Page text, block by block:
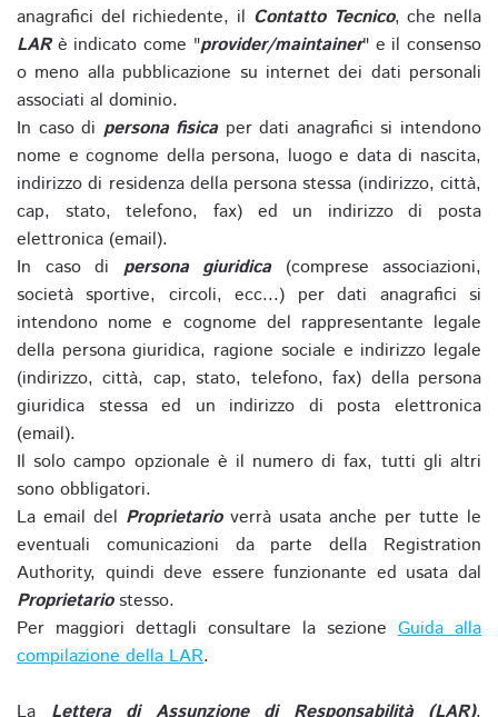
anagrafici del richiedente, il Contatto Tecnico, che nella
LARè indicato come "provider/maintainer" e il consenso
o meno alla pubblicazione su internet dei dati personali
associati al dominio.
In caso di persona fisicaper dati anagrafici si intendono
nome e cognome della persona, luogo e data di nascita,
indirizzo di residenza della persona stessa (indirizzo, città,
cap, stato, telefono, fax) ed un indirizzo di posta
elettronica (email).
In caso di persona giuridica(comprese associazioni,
società sportive, circoli, ecc...) per dati anagrafici si
intendono nome e cognome del rappresentante legale
della persona giuridica, ragione sociale e indirizzo legale
(indirizzo, città, cap, stato, telefono, fax) della persona
giuridica stessa ed un indirizzo di posta elettronica
(email).
Il solo campo opzionale è il numero di fax, tutti gli altri
sono obbligatori.
La email del Proprietarioverrà usata anche per tutte le
eventuali comunicazioni da parte della Registration
Authority, quindi deve essere funzionante ed usata dal
Proprietariostesso.
Per maggiori dettagli consultare la sezione Guida alla
compilazione della LAR.